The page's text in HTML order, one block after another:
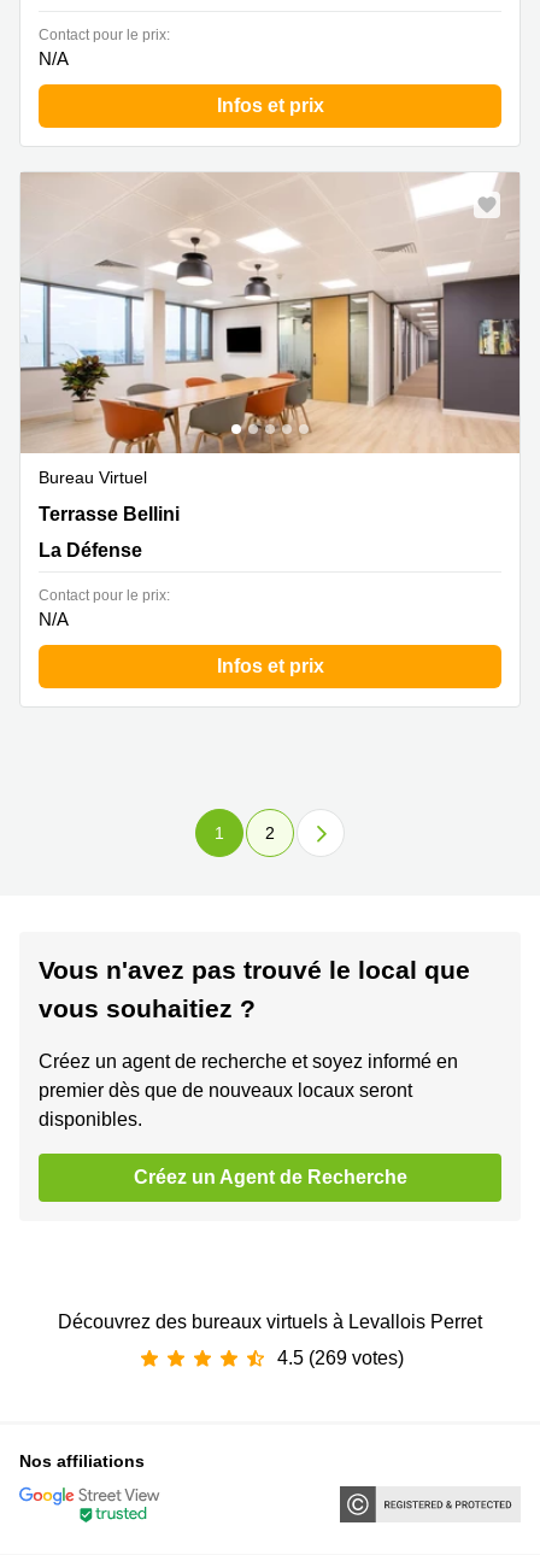
Contact pour le prix:
N/A
Infos et prix
Bureau Virtuel
1 Terrasse Bellini, La Défense
Terrasse Bellini
La Défense
Contact pour le prix:
N/A
Infos et prix
1 2
Vous n'avez pas trouvé le local que
vous souhaitiez ?
Créez un agent de recherche et soyez informé en
premier dès que de nouveaux locaux seront
disponibles.
Créez un Agent de Recherche
Découvrez des bureaux virtuels à Levallois Perret
4.5 (269 votes)
Nos affiliations